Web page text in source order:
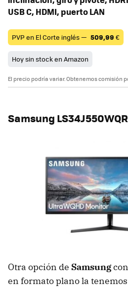
USB C, HDMI, puerto LAN
PVP en El Corte inglés — 509,99 €
Hoy sin stock en Amazon
El precio podría variar. Obtenemos comisión
Samsung
Otra opción de Samsung
en formato plano la